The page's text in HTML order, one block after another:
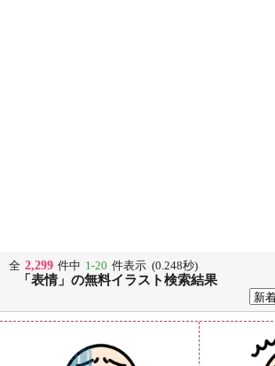
全 2,299 件中 1-20 件表示 (0.248秒)
「表情」の無料イラスト検索結果